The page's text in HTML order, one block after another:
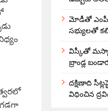
మోడీతో ఎంపీ
సభ్యులతో
విస్కీతో
బ్రాండ్ల
దక్షిణాది
విధించిన